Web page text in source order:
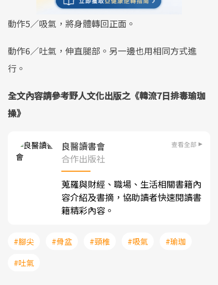
動作5／吸氣，將身體轉回正面。
動作6／吐氣，伸直腿部。另一邊也用相同方式進
行。
全文內容請參考野人文化出版之《韓流7日排毒瑜珈
操》
良醫讀書會 查看全部
合作出版社
蒐羅與財經、職場、生活相關書籍內
容介紹及書摘，協助讀者快速閱讀書
籍精彩內容。
#腳尖 #骨盆 #頸椎 #吸氣
#瑜珈
#吐氣